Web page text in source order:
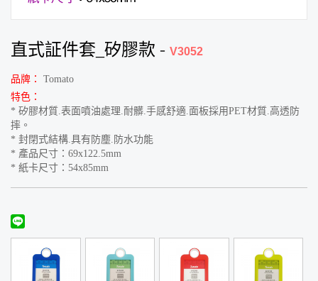
直式証件套_矽膠款 - V3052
品牌：
Tomato
特色：
* 矽膠材質.表面噴油處理.耐髒.手感舒適.面板採用PET材質.高透防
摔。
* 封閉式結構.具有防塵.防水功能
* 產品尺寸：69x122.5mm
* 紙卡尺寸：54x85mm